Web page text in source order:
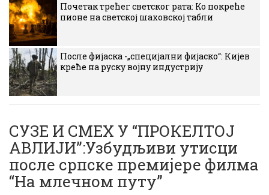
Почетак трећег светског рата: Ко покреће
пионе на светској шаховској табли
После фијаска -„специјални фијаско“: Кијев
креће на руску војну индустрију
СУЗЕ И СМЕХ У “ПРОКЕЛТОЈ
АВЛИЈИ”:Узбудљиви утисци
после српске премијере филма
“На млечном путу”